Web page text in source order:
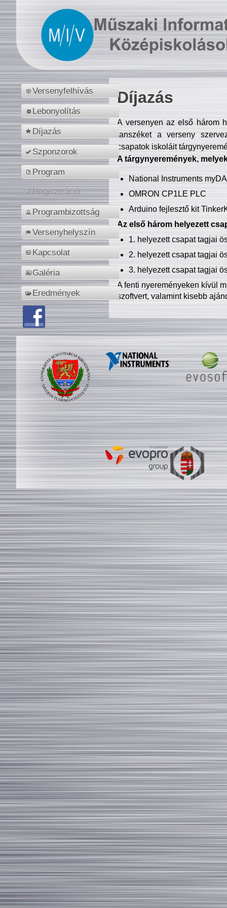
Versenyfelhívás
Lebonyolítás
Díjazás
Szponzorok
Program
Regisztráció
Programbizottság
Versenyhelyszín
Kapcsolat
Galéria
Eredmények
Díjazás
A versenyen az első három
tanszéket a verseny
csapatok iskoláit
A tárgynyeremények,
National Instruments
OMRON CP1LE PLC
Arduino fejlesztő kit
Az első három helyezett
1. helyezett csapat tagjai
2. helyezett csapat tagjai
3. helyezett csapat tagjai
A fenti nyereményeken kívül
szoftvert, valamint kisebb